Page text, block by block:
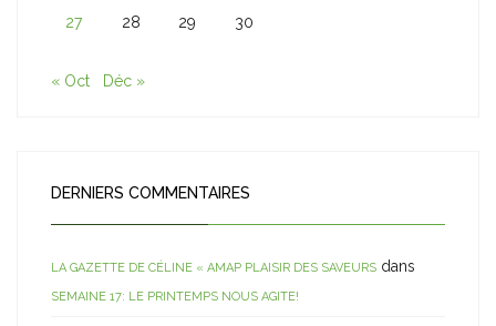
27 28 29 30
« Oct Déc »
DERNIERS COMMENTAIRES
LA GAZETTE DE CÉLINE « AMAP PLAISIR DES SAVEURS dans
SEMAINE 17: LE PRINTEMPS NOUS AGITE!